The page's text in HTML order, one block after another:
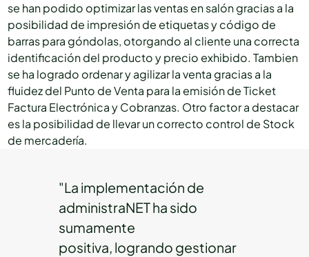
se han podido optimizar las ventas en salón gracias a la
posibilidad de impresión de etiquetas y código de
barras para góndolas, otorgando al cliente una correcta
identificación del producto y precio exhibido. Tambien
se ha logrado ordenar y agilizar la venta gracias a la
fluidez del Punto de Venta para la emisión de Ticket
Factura Electrónica y Cobranzas. Otro factor a destacar
es la posibilidad de llevar un correcto control de Stock
de mercadería.
"La implementación de
administraNET ha sido
sumamente
positiva, logrando gestionar